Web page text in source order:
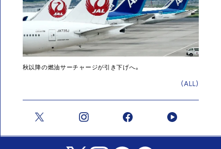
秋以降の燃油サーチャージが引き下げへ。
(ALL)